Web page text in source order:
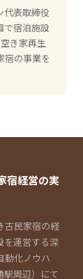
代表取締役
で宿泊施設
き家再生
宿の事業を
宿経営の実
古民家宿の経
を運営する深
動化ノウハ
駅周辺）にて